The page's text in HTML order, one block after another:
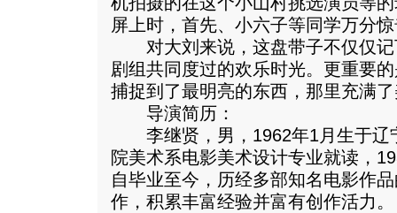
屏上时，首先、小六子等同学万分
对大刘来说，这盘带子不仅仅记
剧组共同度过的欢乐时光。更重要
捕捉到了最明亮的东西，那里充满
导演简历：
李继贤，男，1962年1月生于辽
院美术系电影美术设计专业就读，
自毕业至今，历经多部知名电影作
作，积累丰富经验并富有创作活力。